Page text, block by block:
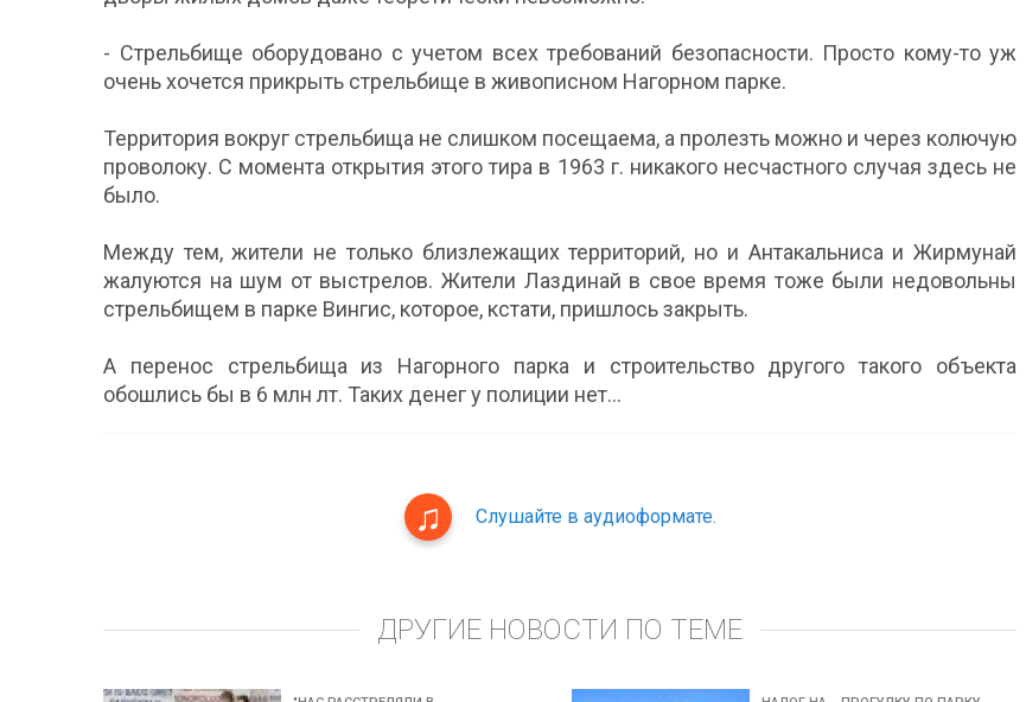
- Стрельбище оборудовано с учетом всех требований безопасности. Просто кому-то уж
очень хочется прикрыть стрельбище в живописном Нагорном парке.
Территория вокруг стрельбища не слишком посещаема, а пролезть можно и через колючую
проволоку. С момента открытия этого тира в 1963 г. никакого несчастного случая здесь не
было.
Между тем, жители не только близлежащих территорий, но и Антакальниса и Жирмунай
жалуются на шум от выстрелов. Жители Лаздинай в свое время тоже были недовольны
стрельбищем в парке Вингис, которое, кстати, пришлось закрыть.
А перенос стрельбища из Нагорного парка и строительство другого такого объекта
обошлись бы в 6 млн лт. Таких денег у полиции нет…
Слушайте в аудиоформате.
ДРУГИЕ НОВОСТИ ПО ТЕМЕ